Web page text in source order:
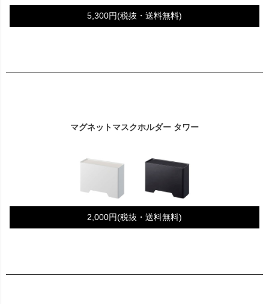
5,300円(税抜・送料無料)
マグネットマスクホルダー タワー
2,000円(税抜・送料無料)